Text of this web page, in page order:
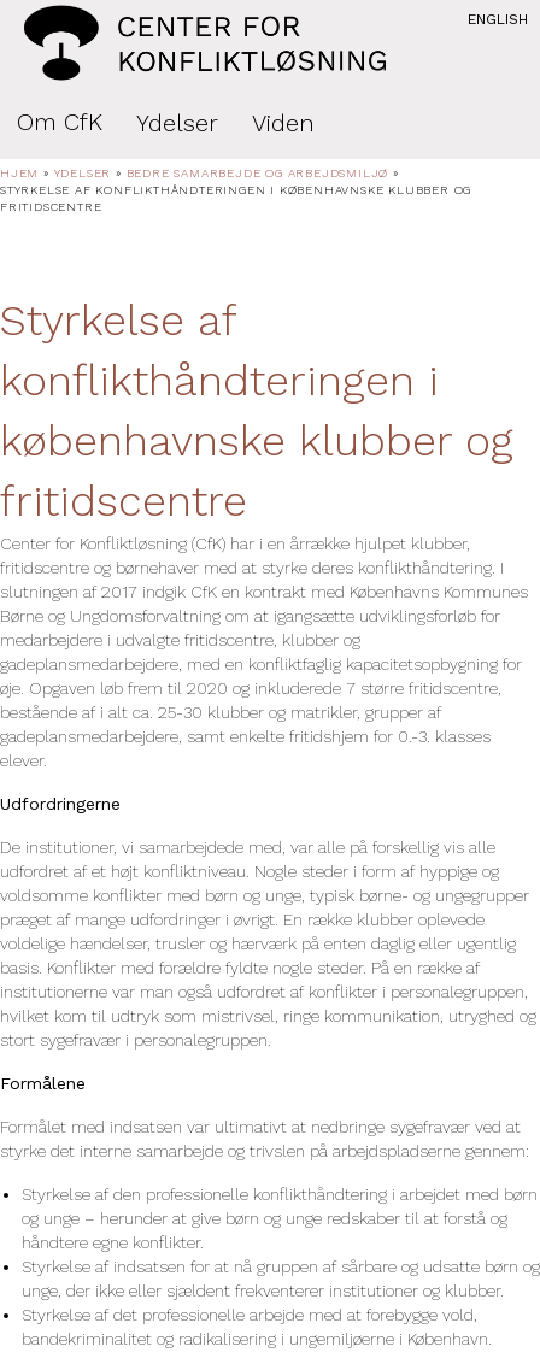
ENGLISH
Om CfK Ydelser Viden
HJEM » YDELSER » BEDRE SAMARBEJDE OG ARBEJDSMILJØ »
STYRKELSE AF KONFLIKTHÅNDTERINGEN I KØBENHAVNSKE KLUBBER OG
FRITIDSCENTRE
Styrkelse af
konflikthåndteringen i
københavnske klubber og
fritidscentre
Center for Konfliktløsning (CfK) har i en årrække hjulpet klubber,
fritidscentre og børnehaver med at styrke deres konflikthåndtering. I
slutningen af 2017 indgik CfK en kontrakt med Københavns Kommunes
Børne og Ungdomsforvaltning om at igangsætte udviklingsforløb for
medarbejdere i udvalgte fritidscentre, klubber og
gadeplansmedarbejdere, med en konfliktfaglig kapacitetsopbygning for
øje. Opgaven løb frem til 2020 og inkluderede 7 større fritidscentre,
bestående af i alt ca. 25-30 klubber og matrikler, grupper af
gadeplansmedarbejdere, samt enkelte fritidshjem for 0.-3. klasses
elever.
Udfordringerne
De institutioner, vi samarbejdede med, var alle på forskellig vis alle
udfordret af et højt konfliktniveau. Nogle steder i form af hyppige og
voldsomme konflikter med børn og unge, typisk børne- og ungegrupper
præget af mange udfordringer i øvrigt. En række klubber oplevede
voldelige hændelser, trusler og hærværk på enten daglig eller ugentlig
basis. Konflikter med forældre fyldte nogle steder. På en række af
institutionerne var man også udfordret af konflikter i personalegruppen,
hvilket kom til udtryk som mistrivsel, ringe kommunikation, utryghed og
stort sygefravær i personalegruppen.
Formålene
Formålet med indsatsen var ultimativt at nedbringe sygefravær ved at
styrke det interne samarbejde og trivslen på arbejdspladserne gennem:
Styrkelse af den professionelle konflikthåndtering i arbejdet med børn
og unge – herunder at give børn og unge redskaber til at forstå og
håndtere egne konflikter.
Styrkelse af indsatsen for at nå gruppen af sårbare og udsatte børn og
unge, der ikke eller sjældent frekventerer institutioner og klubber.
Styrkelse af det professionelle arbejde med at forebygge vold,
bandekriminalitet og radikalisering i ungemiljøerne i København.